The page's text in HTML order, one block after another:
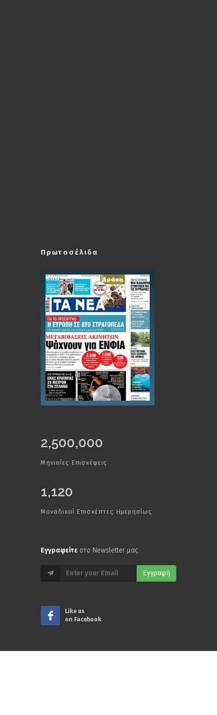
Πρωτοσέλιδα
2,500,000
Μηνιαίες Επισκέψεις
1,120
Μοναδικοί Επισκέπτες Ημερησίως
Εγγραφείτε στο Newsletter μας:
Εγγραφή
Like us
on Facebook